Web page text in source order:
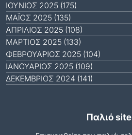
ΙΟΎΝΙΟΣ 2025 (175)
ΜΆΙΟΣ 2025 (135)
ΑΠΡΊΛΙΟΣ 2025 (108)
ΜΆΡΤΙΟΣ 2025 (133)
ΦΕΒΡΟΥΆΡΙΟΣ 2025 (104)
ΙΑΝΟΥΆΡΙΟΣ 2025 (109)
ΔΕΚΈΜΒΡΙΟΣ 2024 (141)
Παλιό site